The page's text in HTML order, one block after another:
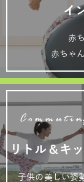
イ
赤
赤ちゃ
リトル＆キ
子供の美しい姿